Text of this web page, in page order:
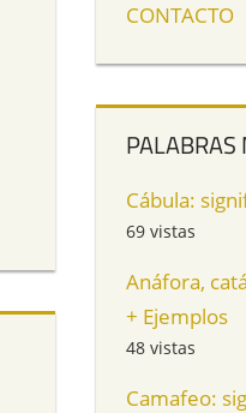
CONTACTO
PALABRAS
Cábula:
69 vistas
Anáfora,
+ Ejemplos
48 vistas
Camafeo: